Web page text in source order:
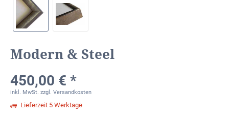
Modern & Steel
450,00 € *
inkl. MwSt. zzgl. Versandkosten
Lieferzeit 5 Werktage